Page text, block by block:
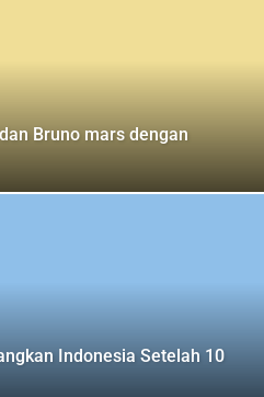
Bruno mars dengan
Indonesia Setelah 10